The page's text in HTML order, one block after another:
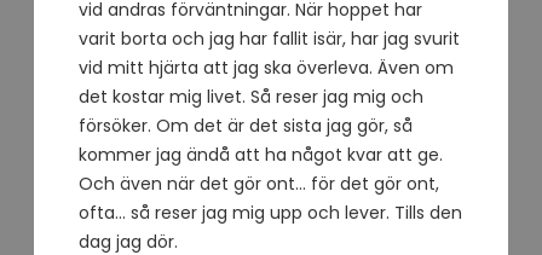
vid andras förväntningar. När hoppet har
varit borta och jag har fallit isär, har jag svurit
vid mitt hjärta att jag ska överleva. Även om
det kostar mig livet. Så reser jag mig och
försöker. Om det är det sista jag gör, så
kommer jag ändå att ha något kvar att ge.
Och även när det gör ont… för det gör ont,
ofta… så reser jag mig upp och lever. Tills den
dag jag dör.